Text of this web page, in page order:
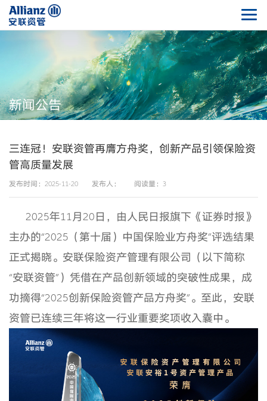
新闻公告
三连冠！安联资管再膺方舟奖，创新产品引领保险资
管高质量发展
发布时间：2025-11-20 发布人： 阅读量：3
2025年11月20日，由人民日报旗下《证券时报》
主办的“2025（第十届）中国保险业方舟奖”评选结果
正式揭晓。安联保险资产管理有限公司（以下简称
“安联资管”）凭借在产品创新领域的突破性成果，成
功摘得“2025创新保险资管产品方舟奖”。至此，安联
资管已连续三年将这一行业重要奖项收入囊中。